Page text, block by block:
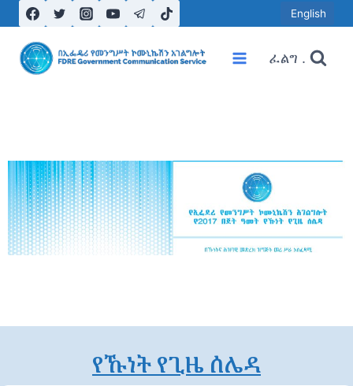
English
ፈልግ .
የኹነት የጊዜ ሰሌዳ